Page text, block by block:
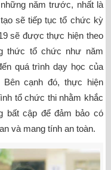
năm trước, nhất là
sẽ tiếp tục tổ chức kỳ
sẽ được thực hiện theo
thức tổ chức như năm
quá trình dạy học của
cạnh đó, thực hiện
tổ chức thi nhằm khắc
bất cập để đảm bảo có
và mang tính an toàn.